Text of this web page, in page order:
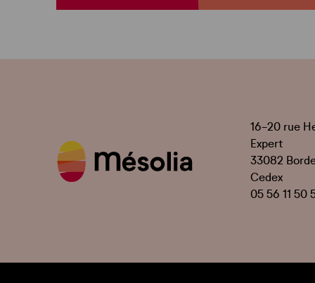
16-20 rue
Expert
33082
Cedex
05 56 11 50